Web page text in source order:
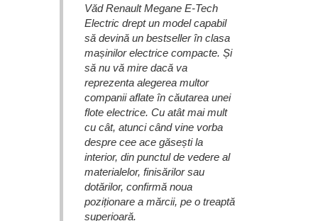
Văd Renault Megane E-Tech
Electric drept un model capabil
să devină un bestseller în clasa
mașinilor electrice compacte. Și
să nu vă mire dacă va
reprezenta alegerea multor
companii aflate în căutarea unei
flote electrice. Cu atât mai mult
cu cât, atunci când vine vorba
despre cee ace găsești la
interior, din punctul de vedere al
materialelor, finisărilor sau
dotărilor, confirmă noua
poziționare a mărcii, pe o treaptă
superioară.